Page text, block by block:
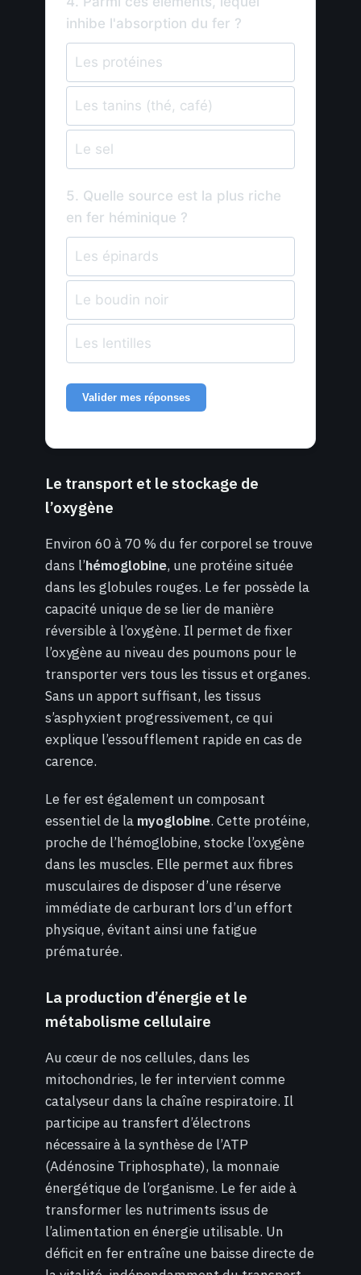
inhibe l'absorption du fer ?
Les protéines
Les tanins (thé, café)
Le sel
5. Quelle source est la plus riche
en fer héminique ?
Les épinards
Le boudin noir
Les lentilles
Valider mes réponses
Le transport et le stockage de
l’oxygène
Environ 60 à 70 % du fer corporel se trouve
dans l’hémoglobine, une protéine située
dans les globules rouges. Le fer possède la
capacité unique de se lier de manière
réversible à l’oxygène. Il permet de fixer
l’oxygène au niveau des poumons pour le
transporter vers tous les tissus et organes.
Sans un apport suffisant, les tissus
s’asphyxient progressivement, ce qui
explique l’essoufflement rapide en cas de
carence.
Le fer est également un composant
essentiel de la myoglobine. Cette protéine,
proche de l’hémoglobine, stocke l’oxygène
dans les muscles. Elle permet aux fibres
musculaires de disposer d’une réserve
immédiate de carburant lors d’un effort
physique, évitant ainsi une fatigue
prématurée.
La production d’énergie et le
métabolisme cellulaire
Au cœur de nos cellules, dans les
mitochondries, le fer intervient comme
catalyseur dans la chaîne respiratoire. Il
participe au transfert d’électrons
nécessaire à la synthèse de l’ATP
(Adénosine Triphosphate), la monnaie
énergétique de l’organisme. Le fer aide à
transformer les nutriments issus de
l’alimentation en énergie utilisable. Un
déficit en fer entraîne une baisse directe de